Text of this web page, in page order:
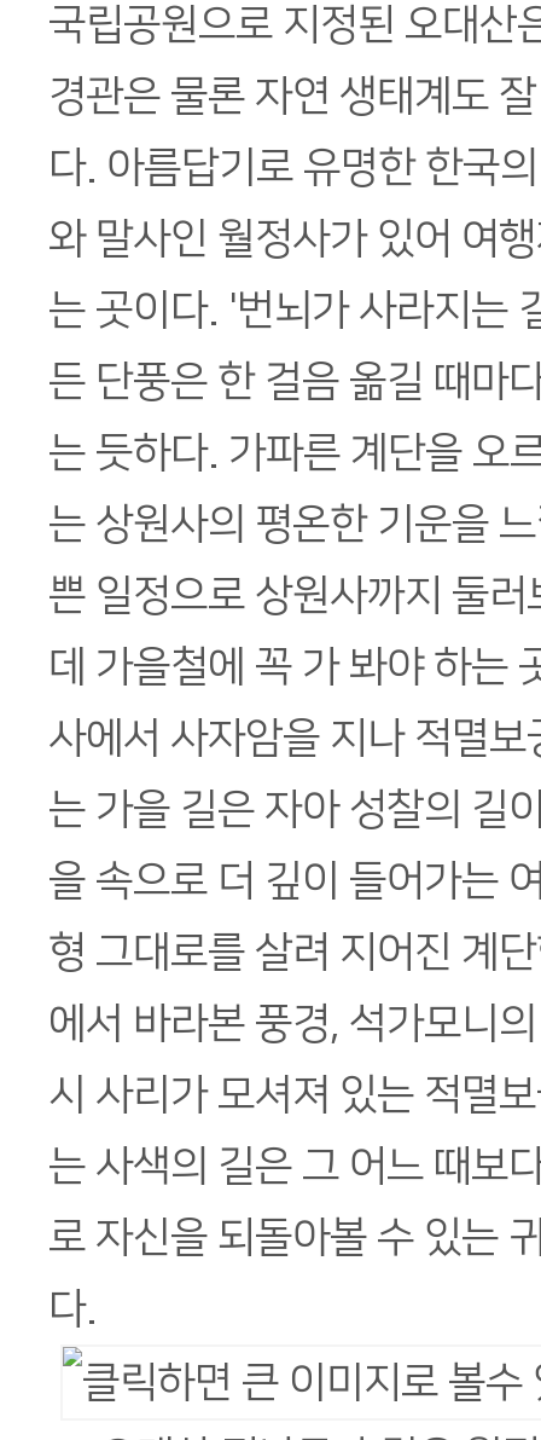
국립공원으로 지정된 오대산
경관은 물론 자연 생태계도
다. 아름답기로 유명한 한국
와 말사인 월정사가 있어 여
는 곳이다. '번뇌가 사라지는
든 단풍은 한 걸음 옮길 때마
는 듯하다. 가파른 계단을 오
는 상원사의 평온한 기운을
쁜 일정으로 상원사까지 둘러
데 가을철에 꼭 가 봐야 하는
사에서 사자암을 지나 적멸
는 가을 길은 자아 성찰의 길
을 속으로 더 깊이 들어가는
형 그대로를 살려 지어진 계
에서 바라본 풍경, 석가모니
시 사리가 모셔져 있는 적멸
는 사색의 길은 그 어느 때보
로 자신을 되돌아볼 수 있는
다.